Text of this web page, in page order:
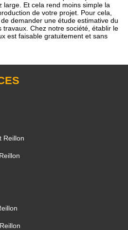
large. Et cela rend moins simple la
de votre projet. Pour cela,
demander une étude estimative du
travaux. Chez notre société, établir le
est faisable gratuitement et sans
Reillon